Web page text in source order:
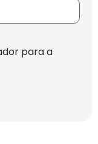
para a